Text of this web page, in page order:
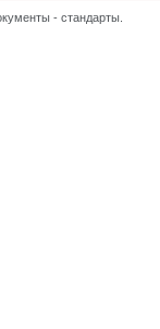
- стандарты.